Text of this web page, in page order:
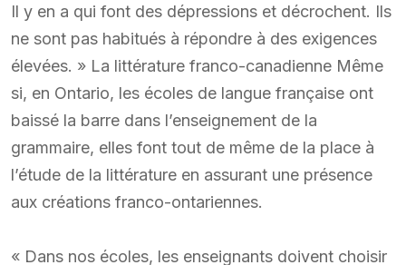
Il y en a qui font des dépressions et décrochent. Ils
ne sont pas habitués à répondre à des exigences
élevées. » La littérature franco-canadienne Même
si, en Ontario, les écoles de langue française ont
baissé la barre dans l’enseignement de la
grammaire, elles font tout de même de la place à
l’étude de la littérature en assurant une présence
aux créations franco-ontariennes.
« Dans nos écoles, les enseignants doivent choisir